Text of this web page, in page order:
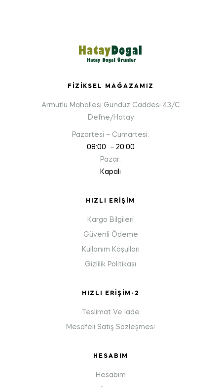
FIZIKSEL MAĞAZAMIZ
Armutlu Mahallesi Gündüz Caddesi 43/C
Defne/Hatay
Pazartesi – Cumartesi:
08:00 – 20:00
Pazar:
Kapalı
HIZLI ERIŞIM
Kargo Bilgileri
Güvenli Ödeme
Kullanım Koşulları
Gizlilik Politikası
HIZLI ERIŞIM-2
Teslimat Ve İade
Mesafeli Satış Sözleşmesi
HESABIM
Hesabım